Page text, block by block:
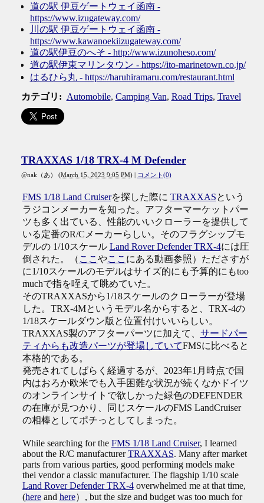
道の駅 伊豆ゲートウェイ函南 -
https://www.izugateway.com/
川の駅 伊豆ゲートウェイ函南 -
https://www.kawanoekiizugateway.com/
道の駅伊豆のへそ - http://www.izunoheso.com/
道の駅伊東マリンタウン - https://ito-marinetown.co.jp/
はるひら丸 - https://haruhiramaru.com/restaurant.html
カテゴリ : Automobile, Camping Van, Road Trips, Travel
TRAXXAS 1/18 TRX-4 M Defender
@nak（あ） (March 15, 2023 9:05 PM) | コメント(0)
FMS 1/18 Land Cruiserを探した際に TRAXXASという
ラジコンメーカーを知った。アフターマーケットパー
ツも多く出ている、性能のいいクローラーを提供して
いる定番のR/Cメーカーらしい。そのフラグシップモ
デルの 1/10スケール Land Rover Defender TRX-4には圧
倒された。（ ここ やここ にある動画参照）たださすが
に1/10スケールのモデルはサイズ的にも予算的にもtoo
muchで指を咥えて眺めていた。
そのTRAXXASから1/18スケールのクローラーが登場
した。TRX-4Mというモデル名からすると、TRX-4の
1/18スケールダウン版と位置付けいいらしい。
TRAXXAS製のアフターパーツに加えて、 サードパー
ティからも改造パーツが登場していてFMSに比べると
本格的である。
発売されてしばらく経過するが、2023年1月時点で国
内はおろか欧米でも入手困難な状況が続くなかドイツ
のオンラインサイトで欲しかった緑色のDEFENDER
の在庫が見つかり、同じスケールのFMS LandCruiser
の相棒としてポチっとしてしまった。
While searching for the FMS 1/18 Land Cruiser, I learned
about the R/C manufacturerTRAXXAS. Many after market
parts from various parties, good performing models make
thei vendor a classic manufacturer. The flagship 1/10 scale
Land Rover Defender TRX-4overwhelmed me at that time,
(hereand here）, but the size and budget was too much for